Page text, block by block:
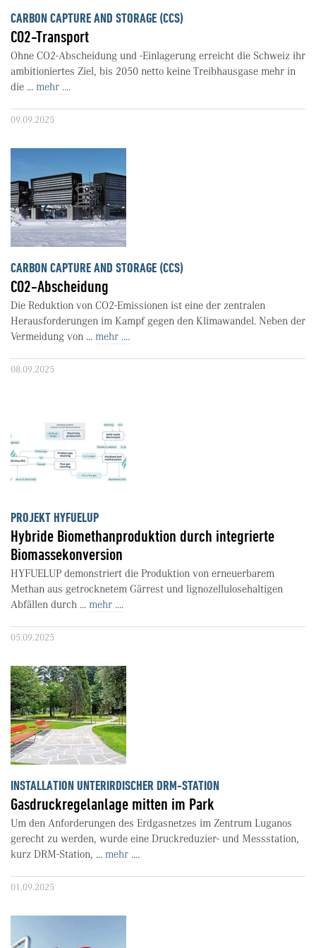
CARBON CAPTURE AND STORAGE (CCS)
CO2-Transport
Ohne CO2-Abscheidung und -Einlagerung erreicht die Schweiz ihr
ambitioniertes Ziel, bis 2050 netto keine Treibhausgase mehr in
die ... mehr ....
09.09.2025
CARBON CAPTURE AND STORAGE (CCS)
CO2-Abscheidung
Die Reduktion von CO2-Emissionen ist eine der zentralen
Herausforderungen im Kampf gegen den Klimawandel. Neben der
Vermeidung von ... mehr ....
08.09.2025
PROJEKT HYFUELUP
Hybride Biomethanproduktion durch integrierte
Biomassekonversion
HYFUELUP demonstriert die Produktion von erneuerbarem
Methan aus getrocknetem Gärrest und lignozellulosehaltigen
Abfällen durch ... mehr ....
05.09.2025
INSTALLATION UNTERIRDISCHER DRM-STATION
Gasdruckregelanlage mitten im Park
Um den Anforderungen des Erdgasnetzes im Zentrum Luganos
gerecht zu werden, wurde eine Druckreduzier- und Messstation,
kurz DRM-Station, ... mehr ....
01.09.2025